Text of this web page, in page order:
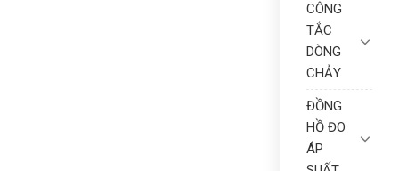
CÔNG
TẮC
DÒNG
CHẢY
ĐỒNG
HỒ ĐO
ÁP